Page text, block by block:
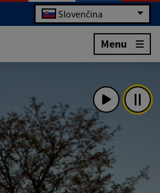
Slovenčina
Menu